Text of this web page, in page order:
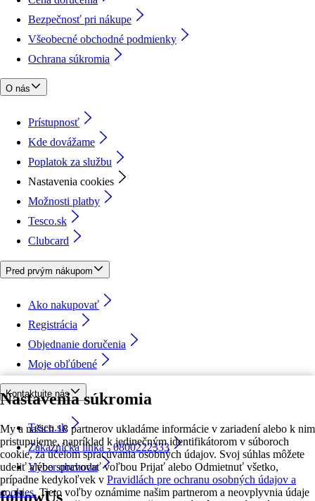
Nastavenia súkromia
My a našich 18 partnerov ukladáme informácie v zariadení alebo k nim
pristupujeme, napríklad k jedinečným identifikátorom v súboroch
cookie, za účelom spracúvania osobných údajov. Svoj súhlas môžete
udeliť alebo spravovať voľbou Prijať alebo Odmietnuť všetko,
prípadne kedykoľvek v Pravidlách pre ochranu osobných údajov a
cookies. Tieto voľby oznámime našim partnerom a neovplyvnia údaje
Bezpečnosť pri nákupe
Všeobecné obchodné podmienky
Ochrana súkromia
O nás
Prístupnosť
Kde dovážame
Poplatok za službu
Nastavenia cookies
Možnosti platby
Tesco.sk
Clubcard
Pred prvým nákupom
Ako nakupovať
Registrácia
Objednanie doručenia
Moje obľúbené
Kontaktujte nás
Tesco.sk
Zákaznícka linka - 0800222333
Výber obchodu
followUs